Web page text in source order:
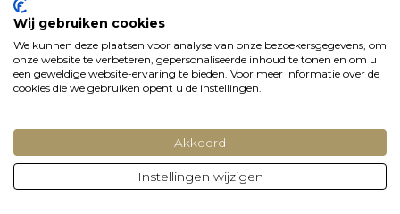
verkocht
Wij gebruiken cookies
We kunnen deze plaatsen voor analyse van onze bezoekersgegevens, om
onze website te verbeteren, gepersonaliseerde inhoud te tonen en om u
een geweldige website-ervaring te bieden. Voor meer informatie over de
cookies die we gebruiken opent u de instellingen.
Akkoord
Instellingen wijzigen